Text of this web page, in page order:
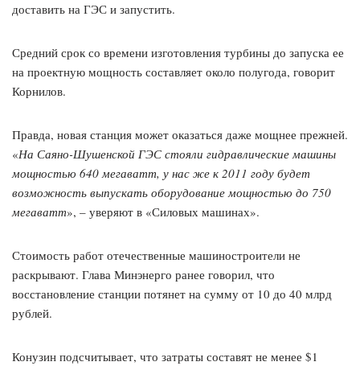
доставить на ГЭС и запустить.
Средний срок со времени изготовления турбины до запуска ее
на проектную мощность составляет около полугода, говорит
Корнилов.
Правда, новая станция может оказаться даже мощнее прежней.
«На Саяно-Шушенской ГЭС стояли гидравлические машины
мощностью 640 мегаватт, у нас же к 2011 году будет
возможность выпускать оборудование мощностью до 750
мегаватт», – уверяют в «Силовых машинах».
Стоимость работ отечественные машиностроители не
раскрывают. Глава Минэнерго ранее говорил, что
восстановление станции потянет на сумму от 10 до 40 млрд
рублей.
Конузин подсчитывает, что затраты составят не менее $1